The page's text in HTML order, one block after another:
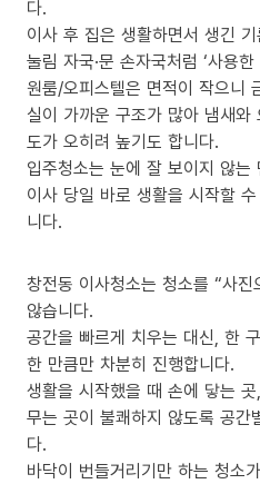
다.
이사 후 집은 생활하면서 생긴 기
눌림 자국·문 손자국처럼 ‘사용
원룸/오피스텔은 면적이 작으니
실이 가까운 구조가 많아 냄새
도가 오히려 높기도 합니다.
입주청소는 눈에 잘 보이지 않
이사 당일 바로 생활을 시작할
니다.
창전동 이사청소는 청소를 “사
않습니다.
공간을 빠르게 치우는 대신, 한
한 만큼만 차분히 진행합니다.
생활을 시작했을 때 손에 닿는
무는 곳이 불쾌하지 않도록 공간
다.
바닥이 번들거리기만 하는 청소